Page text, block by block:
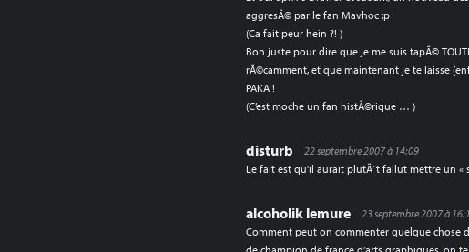
aggresÃ© par le fan Mavhoc :p
(Ca fait peur hein ?! )
Bon juste pour dire que je me suis tapÃ©
rÃ©camment, et que maintenant je te laisse
PAKA !
(C’est moche un fan histÃ©rique … )
disturb
22 septembre 2007 à 14:09
Le fait est qu’il aurait plutÃ´t fallut mettre un «
alcoholik lemure
23 septembre 2007 à
Comment peut on commenter quelque chose